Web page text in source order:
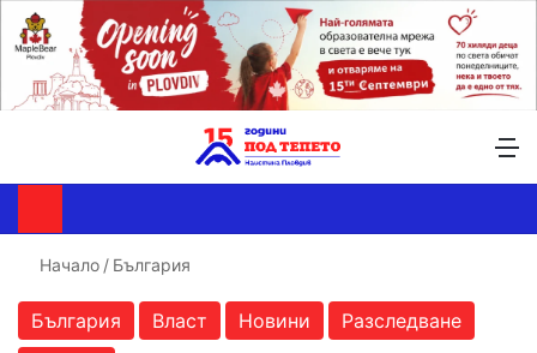
Начало / България
България Власт Новини
Разследване